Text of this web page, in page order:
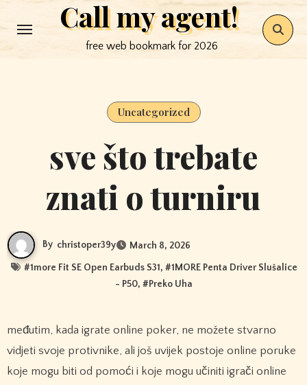
to
Call my agent!
free web bookmark for 2026
Uncategorized
sve što trebate
znati o turniru
By christoper39y March 8, 2026
#1more Fit SE Open Earbuds S31, #1MORE Penta Driver Slušalice
- P50, #Preko Uha
međutim, kada igrate online poker, ne možete stvarno
vidjeti svoje protivnike, ali još uvijek postoje online poruke
koje mogu biti od pomoći i koje mogu učiniti igrači online